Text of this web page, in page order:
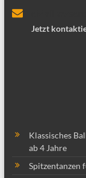
Jetzt
Klassisches
ab 4 Jahre
Spitzentanzen